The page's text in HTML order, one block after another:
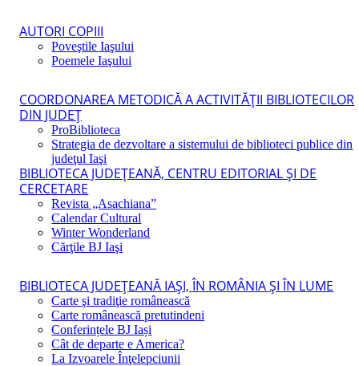
AUTORI COPIII
Poveştile Iaşului
Poemele Iaşului
COORDONAREA METODICĂ A ACTIVITĂŢII BIBLIOTECILOR
DIN JUDEŢ
ProBiblioteca
Strategia de dezvoltare a sistemului de biblioteci publice din
judeţul Iaşi
BIBLIOTECA JUDEŢEANĂ, CENTRU EDITORIAL ŞI DE
CERCETARE
Revista „Asachiana”
Calendar Cultural
Winter Wonderland
Cărţile BJ Iaşi
BIBLIOTECA JUDEŢEANĂ IAŞI, ÎN ROMÂNIA ŞI ÎN LUME
Carte şi tradiţie românească
Carte românească pretutindeni
Conferințele BJ Iași
Cât de departe e America?
La Izvoarele Înţelepciunii